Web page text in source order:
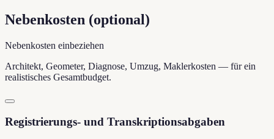
Nebenkosten (optional)
Nebenkosten einbeziehen
Architekt, Geometer, Diagnose, Umzug, Maklerkosten — für ein
realistisches Gesamtbudget.
Registrierungs- und Transkriptionsabgaben